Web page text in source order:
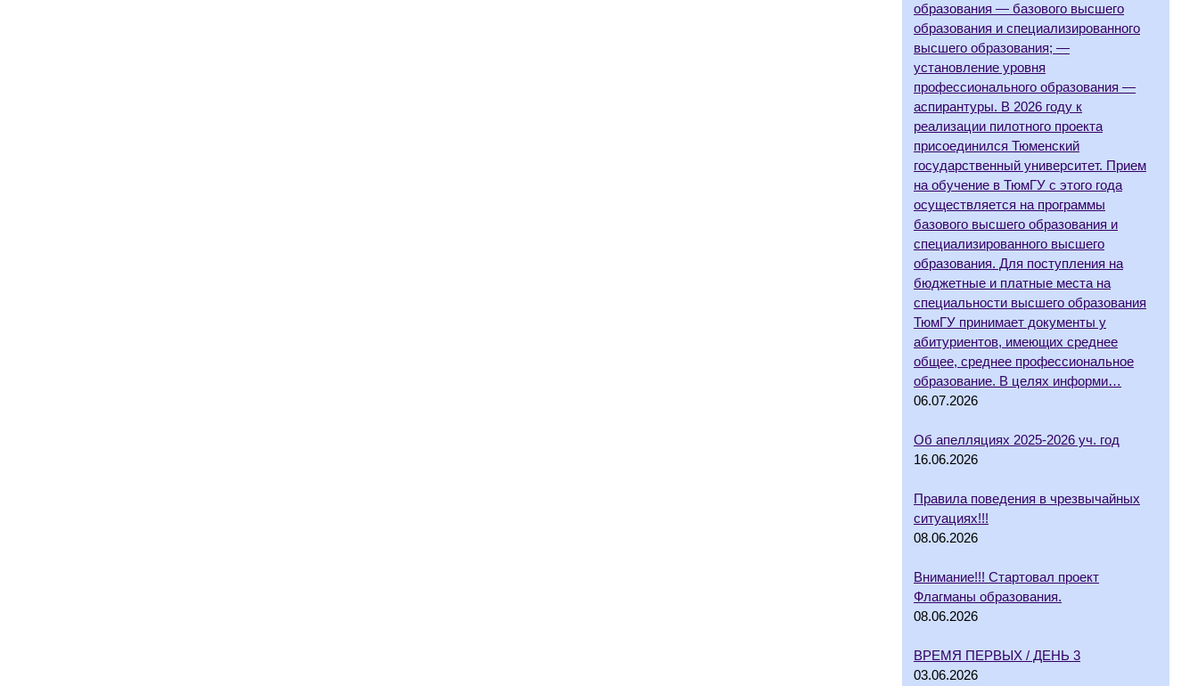
образования — базового высшего
образования и специализированного
высшего образования; —
установление уровня
профессионального образования —
аспирантуры. В 2026 году к
реализации пилотного проекта
присоединился Тюменский
государственный университет. Прием
на обучение в ТюмГУ с этого года
осуществляется на программы
базового высшего образования и
специализированного высшего
образования. Для поступления на
бюджетные и платные места на
специальности высшего образования
ТюмГУ принимает документы у
абитуриентов, имеющих среднее
общее, среднее профессиональное
образование. В целях информи…
06.07.2026
Об апелляциях 2025-2026 уч. год
16.06.2026
Правила поведения в чрезвычайных
ситуациях!!!
08.06.2026
Внимание!!! Стартовал проект
Флагманы образования.
08.06.2026
ВРЕМЯ ПЕРВЫХ / ДЕНЬ 3
03.06.2026